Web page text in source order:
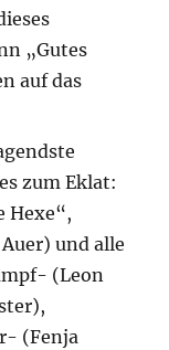
„Gutes
auf das
zum Eklat:
Hexe“,
und alle
(Leon
(Fenja